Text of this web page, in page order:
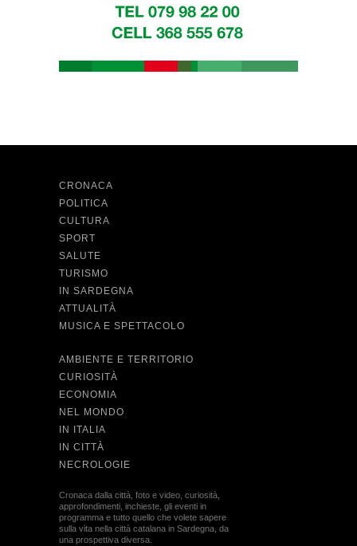
CRONACA
POLITICA
CULTURA
SPORT
SALUTE
TURISMO
IN SARDEGNA
ATTUALITÀ
MUSICA E SPETTACOLO
AMBIENTE E TERRITORIO
CURIOSITÀ
ECONOMIA
NEL MONDO
IN ITALIA
IN CITTÀ
NECROLOGIE
Cronaca dalla città, foto e video, curiosità,
approfondimenti, inchieste, gli eventi in
programma e tutto quello che volete sapere
sulla vita nella città catalana in Sardegna, da
una prospettiva diversa.